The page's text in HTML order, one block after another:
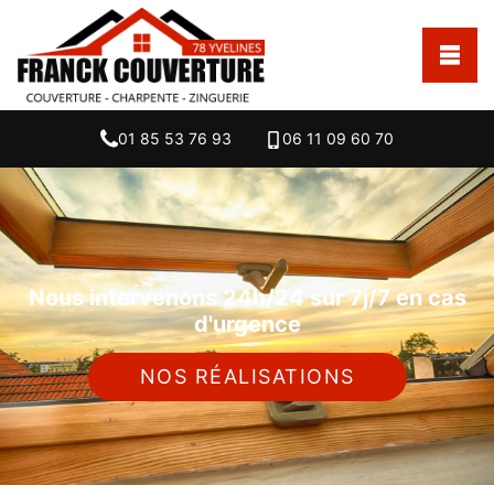
01 85 53 76 93 06 11 09 60 70
Nous intervenons 24h/24 sur 7j/7 en cas
d'urgence
NOS RÉALISATIONS